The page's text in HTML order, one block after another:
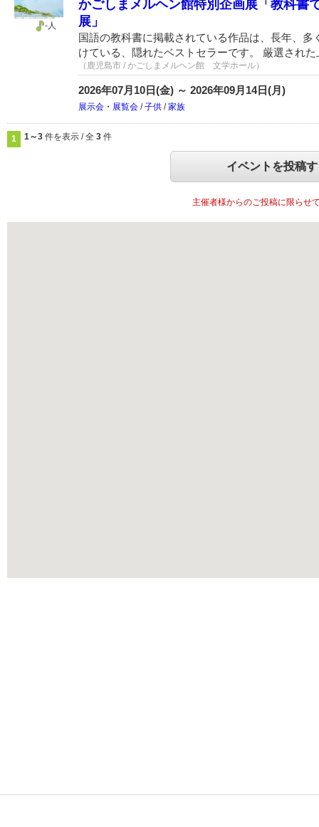
かごしまメルヘン館特別企画展「教科書
展」
国語の教科書に掲載されている作品は、長年、多
けている、隠れたベストセラーです。 厳選され
（鹿児島市 / かごしまメルヘン館 文学ホール）
2026年07月10日(金) ～ 2026年09月14日(月)
展示会・展覧会 /子供 /家族
-人
1 1～3 件を表示 / 全 3 件
イベントを投稿
主催者様からのご投稿に限らせ